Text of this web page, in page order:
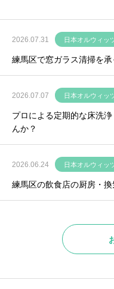
2026.07.31 日本オルウィッ
練馬区で窓ガラス清掃を
2026.07.07 日本オルウィッ
プロによる定期的な床洗
んか？
2026.06.24 日本オルウィッ
練馬区の飲食店の厨房・